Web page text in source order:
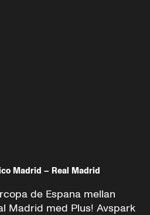
Madrid – Real Madrid
de Espana mellan
Madrid med Plus! Avspark